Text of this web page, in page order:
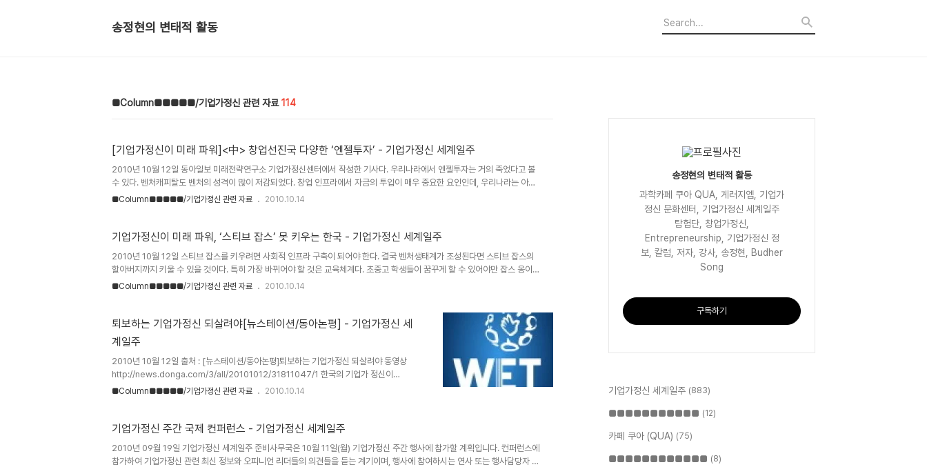
송정현의 변태적 활동
■Column■■■■■/기업가정신 관련 자료 114
[기업가정신이 미래 파워]<中> 창업선진국 다양한 ‘엔젤투자’ - 기업가정신 세계일주
2010년 10월 12일 동아일보 미래전략연구소 기업가정신센터에서 작성한 기사다. 우리나라에서 엔젤투자는 거의 죽었다고 볼
수 있다. 벤처캐피탈도 벤처의 성격이 많이 저감되었다. 창업 인프라에서 자금의 투입이 매우 중요한 요인인데, 우리나라는 아직
그 부분이 미성숙된 듯 하다. 벤처생태계가 풍성하게 꾸며져서, 각자 야생에서 독보적인 자리를 차지하고 있어야 할텐데, 아직까
라엔 든든한 ‘천사’가 있다 미국 노스캐롤라이나주립대(U..
■Column■■■■■/기업가정신 관련 자료 2010.10.14
기업가정신이 미래 파워, ‘스티브 잡스’ 못 키우는 한국 - 기업가정신 세계일주
2010년 10월 12일 스티브 잡스를 키우려면 사회적 인프라 구축이 되어야 한다. 결국 벤처생태계가 조성된다면 스티브 잡스의
할아버지까지 키울 수 있을 것이다. 특히 가장 바뀌어야 할 것은 교육체계다. 초중고 학생들이 꿈꾸게 할 수 있어야만 잡스 옹이
나 게이츠 옹을 만들 수 있다. 가장 근본적인 문제를 해결해야만 한다. 나는 현 시점에서 국가적인 중대사로서 가장 근본적인 문
http://news.donga.com/3/all/20101012/31796018/1 기업가정신이 미래 파워, ‘스티브 잡스’ 못 키..
■Column■■■■■/기업가정신 관련 자료 2010.10.14
퇴보하는 기업가정신 되살려야[뉴스테이션/동아논평] - 기업가정신 세
계일주
2010년 10월 12일 출처 : [뉴스테이션/동아논평]퇴보하는 기업가정신 되살려야 동영상
http://news.donga.com/3/all/20101012/31811047/1 한국의 기업가 정신이
2000년대 들어선 이후 갈수록 뒤처지고 있습니다. 기업가정신 글로벌 경쟁력 순위에서 한
(富)를 창출하는 기업가의 행동으로 경제성장에 필수적인 요인입니다. 따라서 기업가 정신
터와 딜로이트 컨설팅이 32개 주요 국가를 대상으로 기업가 정신 경쟁력을 ..
■Column■■■■■/기업가정신 관련 자료 2010.10.14
기업가정신 주간 국제 컨퍼런스 - 기업가정신 세계일주
2010년 09월 19일 기업가정신 세계일주 준비사무국은 10월 11일(월) 기업가정신 주간 행사에 참가할 계획입니다. 컨퍼런스에
참가하여 기업가정신 관련 최신 정보와 오피니언 리더들의 의견들을 듣는 계기이며, 행사에 참여하시는 연사 또는 행사담당자 등
송정현의 변태적 활동
과학카페 쿠아 QUA, 게러지엠, 기업가
정신 문화센터, 기업가정신 세계일주
탐험단, 창업가정신,
Entrepreneurship, 기업가정신 정
보, 칼럼, 저자, 강사, 송정현, Budher
Song
구독하기
기업가정신 세계일주 (883)
■■■■■■■■■■■ (12)
카페 쿠아 (QUA) (75)
■■■■■■■■■■■■ (8)